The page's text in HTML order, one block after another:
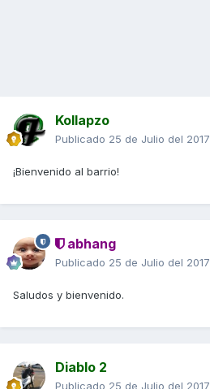
Kollapzo
Publicado 25 de Julio del 2017
¡Bienvenido al barrio!
abhang
Publicado 25 de Julio del 2017
Saludos y bienvenido.
Diablo 2
Publicado 25 de Julio del 2017